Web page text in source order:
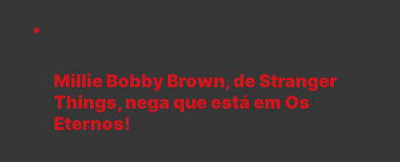
Millie Bobby Brown, de Stranger
Things, nega que está em Os
Eternos!